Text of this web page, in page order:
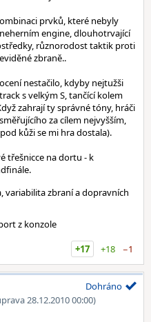
prvků, které nebyly
engine, dlouhotrvající
různorodost taktik proti
zbraně..
nestačilo, kdyby nejtužši
s velkým S, tančící kolem
zahrají ty správné tóny, hráči
za cílem nejvyšším,
kůži se mi hra dostala).
třešnicce na dortu - k
variabilita zbraní a dopravních
z konzole
+17
+18 −1
28.12.2010 00:00)
Dohráno